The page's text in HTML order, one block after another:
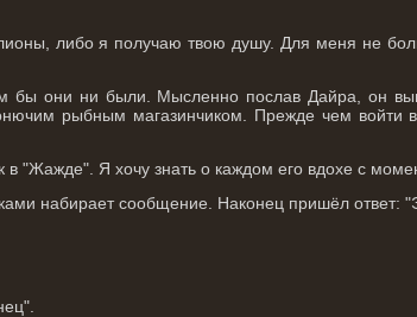
либо я получаю твою душу. Для меня не
бы они ни были. Мысленно послав Дайра, он
рыбным магазинчиком. Прежде чем войти
Я хочу знать о каждом его вдохе с
набирает сообщение. Наконец пришёл ответ: